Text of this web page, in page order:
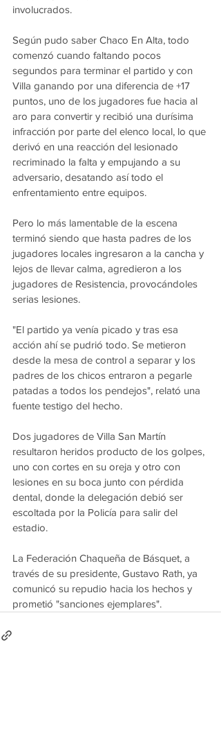
involucrados.
Según pudo saber Chaco En Alta, todo
comenzó cuando faltando pocos
segundos para terminar el partido y con
Villa ganando por una diferencia de +17
puntos, uno de los jugadores fue hacia al
aro para convertir y recibió una durísima
infracción por parte del elenco local, lo que
derivó en una reacción del lesionado
recriminado la falta y empujando a su
adversario, desatando así todo el
enfrentamiento entre equipos.
Pero lo más lamentable de la escena
terminó siendo que hasta padres de los
jugadores locales ingresaron a la cancha y
lejos de llevar calma, agredieron a los
jugadores de Resistencia, provocándoles
serias lesiones.
"El partido ya venía picado y tras esa
acción ahí se pudrió todo. Se metieron
desde la mesa de control a separar y los
padres de los chicos entraron a pegarle
patadas a todos los pendejos", relató una
fuente testigo del hecho.
Dos jugadores de Villa San Martín
resultaron heridos producto de los golpes,
uno con cortes en su oreja y otro con
lesiones en su boca junto con pérdida
dental, donde la delegación debió ser
escoltada por la Policía para salir del
estadio.
La Federación Chaqueña de Básquet, a
través de su presidente, Gustavo Rath, ya
comunicó su repudio hacia los hechos y
prometió "sanciones ejemplares".